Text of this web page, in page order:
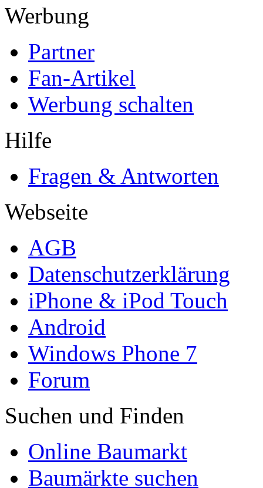
Werbung
Partner
Fan-Artikel
Werbung schalten
Hilfe
Fragen & Antworten
Webseite
AGB
Datenschutzerklärung
iPhone & iPod Touch
Android
Windows Phone 7
Forum
Suchen und Finden
Online Baumarkt
Baumärkte suchen